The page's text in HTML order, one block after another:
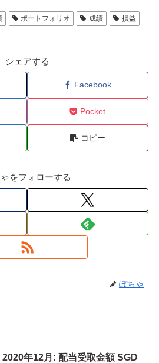
ポートフォリオ 成績
損益
シェアする
Facebook
Pocket
コピー
をフォローする
ぽちゃ
2020年12月: 配当受取金額 SGD